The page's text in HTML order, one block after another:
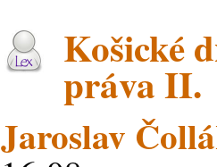
Košické
práva II.
Jaroslav